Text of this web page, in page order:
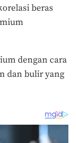
beras
dengan cara
dan bulir yang